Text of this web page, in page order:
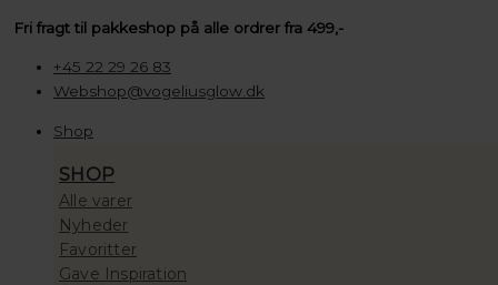
til
indholdet
Fri fragt til pakkeshop på alle ordrer fra 499,-
+45 22 29 26 83
Webshop@vogeliusglow.dk
Shop
SHOP
Alle varer
Nyheder
Favoritter
Gave Inspiration
………Cosmetics
Hydrogel
100,00 kr.
10.000,00 kr.